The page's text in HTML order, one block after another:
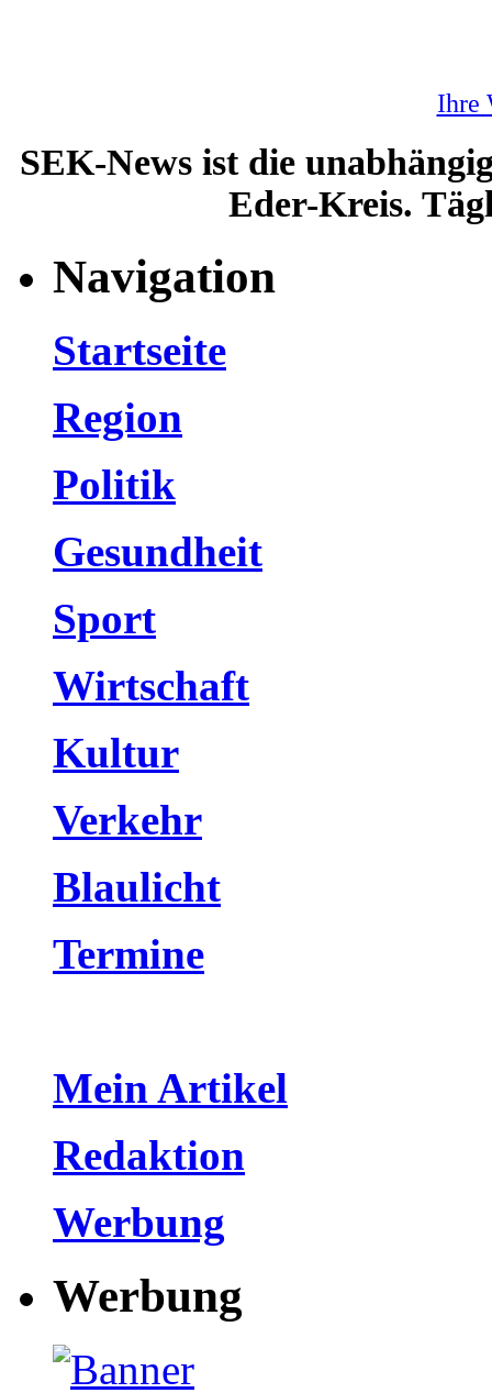
Ihre
SEK-News ist die
Eder-Kreis.
Navigation
Startseite
Region
Politik
Gesundheit
Sport
Wirtschaft
Kultur
Verkehr
Blaulicht
Termine
Mein Artikel
Redaktion
Werbung
Werbung